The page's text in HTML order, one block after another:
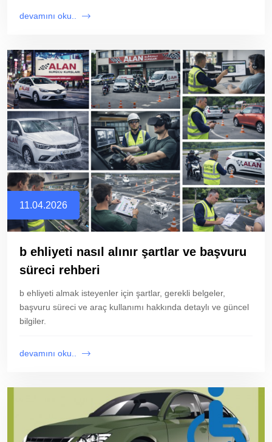
devamını oku..
11.04.2026
b ehliyeti nasıl alınır şartlar ve başvuru
süreci rehberi
b ehliyeti almak isteyenler için şartlar, gerekli belgeler,
başvuru süreci ve araç kullanımı hakkında detaylı ve güncel
bilgiler.
devamını oku..